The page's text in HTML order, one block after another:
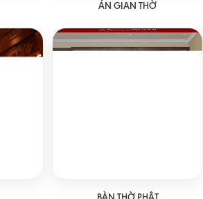
ÁN GIAN THỜ